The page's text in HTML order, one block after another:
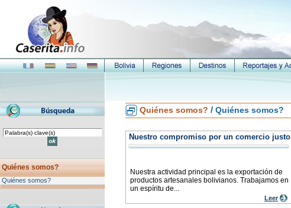
Quiénes somos?
Quiénes somos?
Quiénes somos? / Quiénes somos?
Nuestro compromiso por un comercio justo
Nuestra actividad principal es la exportación de
productos artesanales bolivianos. Trabajamos en
un espíritu de...
Leer